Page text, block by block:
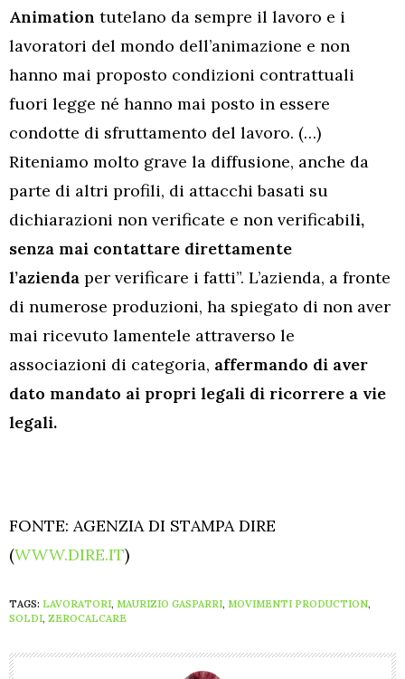
Animation tutelano da sempre il lavoro e i
lavoratori del mondo dell’animazione e non
hanno mai proposto condizioni contrattuali
fuori legge né hanno mai posto in essere
condotte di sfruttamento del lavoro. (…)
Riteniamo molto grave la diffusione, anche da
parte di altri profili, di attacchi basati su
dichiarazioni non verificate e non verificabili,
senza mai contattare direttamente
l’azienda per verificare i fatti”. L’azienda, a fronte
di numerose produzioni, ha spiegato di non aver
mai ricevuto lamentele attraverso le
associazioni di categoria, affermando di aver
dato mandato ai propri legali di ricorrere a vie
legali.
FONTE: AGENZIA DI STAMPA DIRE
(WWW.DIRE.IT)
TAGS: LAVORATORI, MAURIZIO GASPARRI, MOVIMENTI PRODUCTION,
SOLDI, ZEROCALCARE